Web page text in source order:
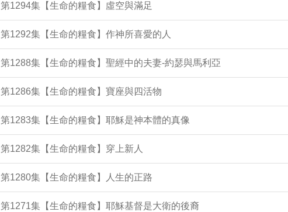
第1294集【生命的糧食】虛空與滿足
第1292集【生命的糧食】作神所喜愛的人
第1288集【生命的糧食】聖經中的夫妻-約瑟與馬利亞
第1286集【生命的糧食】寶座與四活物
第1283集【生命的糧食】耶穌是神本體的真像
第1282集【生命的糧食】穿上新人
第1280集【生命的糧食】人生的正路
第1271集【生命的糧食】耶穌基督是大衛的後裔